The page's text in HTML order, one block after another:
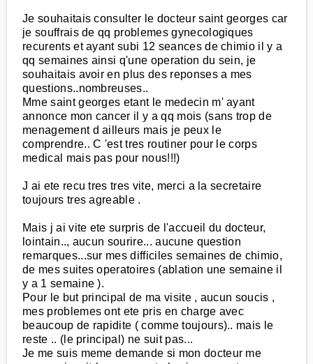
Je souhaitais consulter le docteur saint georges car
je souffrais de qq problemes gynecologiques
recurents et ayant subi 12 seances de chimio il y a
qq semaines ainsi q'une operation du sein, je
souhaitais avoir en plus des reponses a mes
questions..nombreuses..
Mme saint georges etant le medecin m' ayant
annonce mon cancer il y a qq mois (sans trop de
menagement d ailleurs mais je peux le
comprendre.. C 'est tres routiner pour le corps
medical mais pas pour nous!!!)
J ai ete recu tres tres vite, merci a la secretaire
toujours tres agreable .
Mais j ai vite ete surpris de l'accueil du docteur,
lointain.., aucun sourire... aucune question
remarques...sur mes difficiles semaines de chimio,
de mes suites operatoires (ablation une semaine il
y a 1 semaine ).
Pour le but principal de ma visite , aucun soucis ,
mes problemes ont ete pris en charge avec
beaucoup de rapidite ( comme toujours).. mais le
reste .. (le principal) ne suit pas...
Je me suis meme demande si mon docteur me